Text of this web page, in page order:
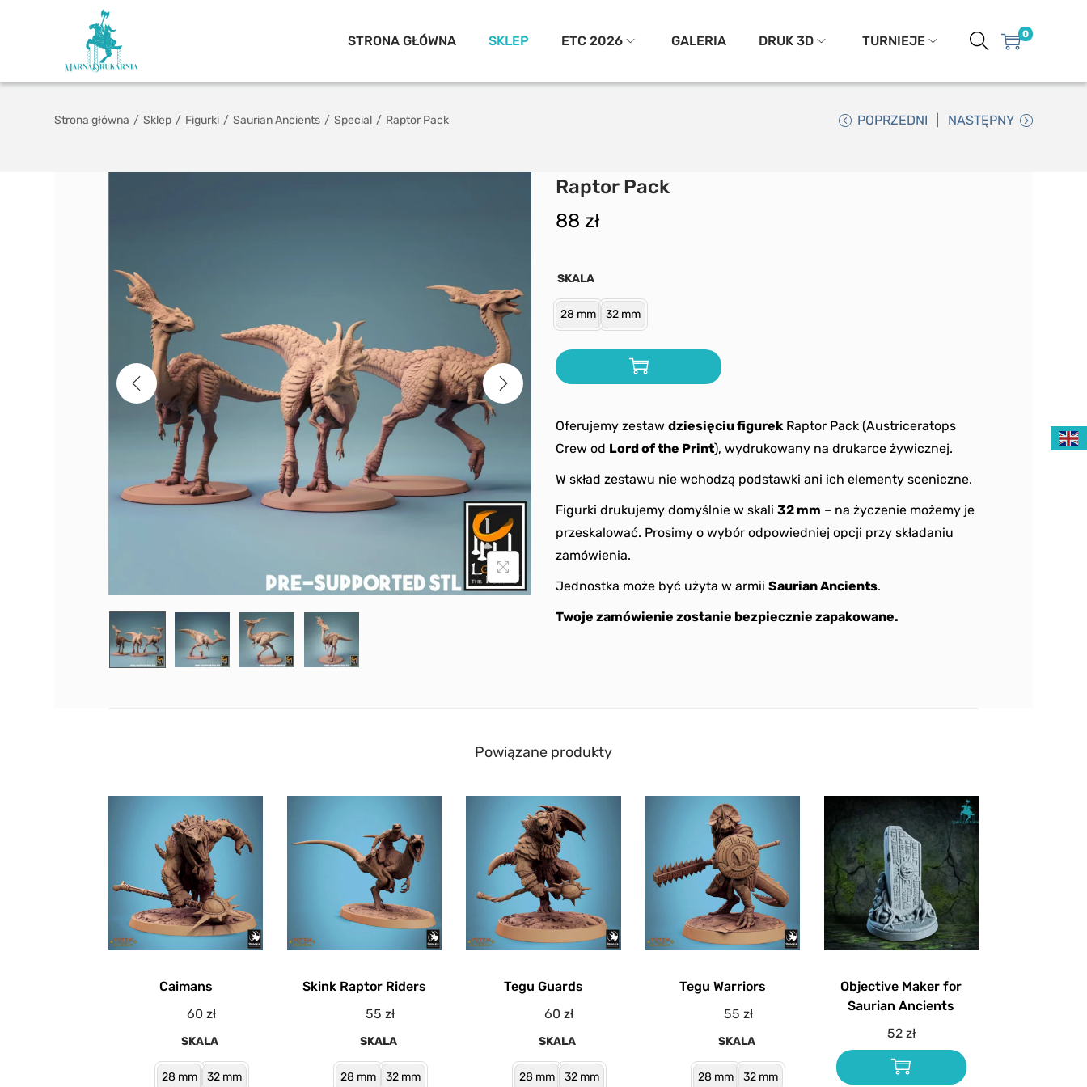
STRONA GŁÓWNA SKLEP ETC 2026 GALERIA DRUK 3D TURNIEJE 0
Strona główna / Sklep / Figurki / Saurian Ancients / Special / Raptor Pack POPRZEDNI NASTĘPNY
Raptor Pack
88 zł
Oferujemy zestaw dziesięciu figurekRaptor Pack (Austriceratops
Crew od Lord of the Print), wydrukowany na drukarce żywicznej.
W skład zestawu nie wchodzą podstawki ani ich elementy sceniczne.
Figurki drukujemy domyślnie w skali 32 mm – na życzenie możemy je
przeskalować. Prosimy o wybór odpowiedniej opcji przy składaniu
zamówienia.
Jednostka może być użyta w armii Saurian Ancients.
Twoje zamówienie zostanie bezpiecznie zapakowane.
SKALA
28 mm 32 mm
Powiązane produkty
Caimans
60zł
SKALA
28 mm 32 mm
Skink Raptor Riders
55zł
SKALA
28 mm 32 mm
Tegu Guards
60zł
SKALA
28 mm 32 mm
Tegu Warriors
55 zł
SKALA
28 mm 32 mm
Objective Maker for
Saurian Ancients
52 zł